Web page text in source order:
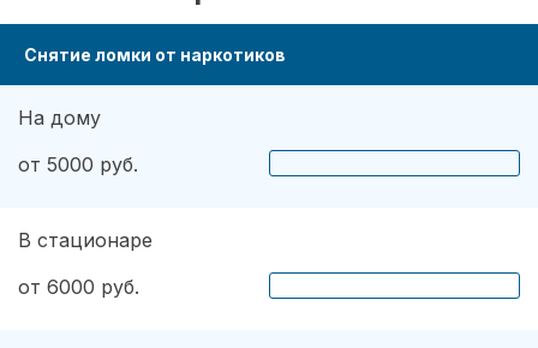
Снятие ломки от наркотиков
На дому
от 5000 руб.
В стационаре
от 6000 руб.